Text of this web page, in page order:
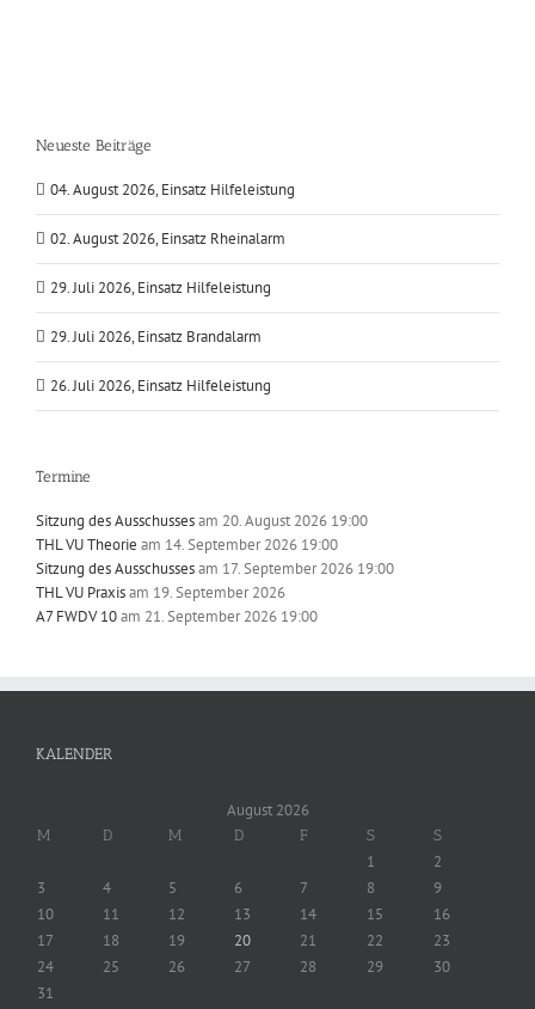
Neueste Beiträge
04. August 2026, Einsatz Hilfeleistung
02. August 2026, Einsatz Rheinalarm
29. Juli 2026, Einsatz Hilfeleistung
29. Juli 2026, Einsatz Brandalarm
26. Juli 2026, Einsatz Hilfeleistung
Termine
Sitzung des Ausschussesam 20. August 2026 19:00
THL VU Theorie am 14. September 2026 19:00
Sitzung des Ausschussesam 17. September 2026 19:00
THL VU Praxisam 19. September 2026
A7 FWDV 10am 21. September 2026 19:00
KALENDER
August 2026
M D M D F S S
1
2
3
4 5 6 7 8
9
10
11 12 13 14 15
16
17
18 19 20 21 22
23
24
25 26 27 28 29
30
31